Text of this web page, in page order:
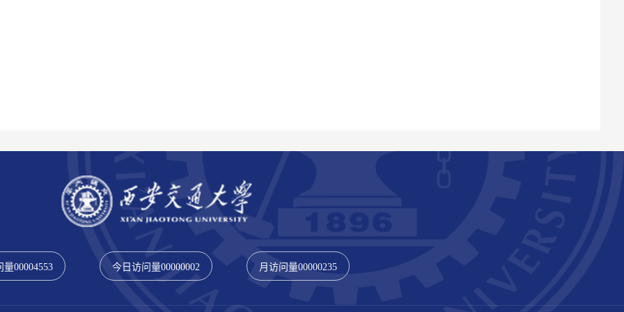
量00004553 今日访问量00000002 月访问量00000235